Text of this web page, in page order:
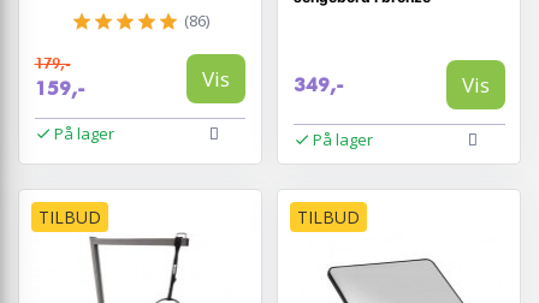
(86)
179,-
159,- Vis
På lager
349,- Vis
På lager
TILBUD TILBUD